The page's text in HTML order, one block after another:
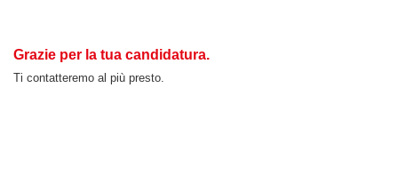
Grazie per la tua candidatura.
Ti contatteremo al più presto.